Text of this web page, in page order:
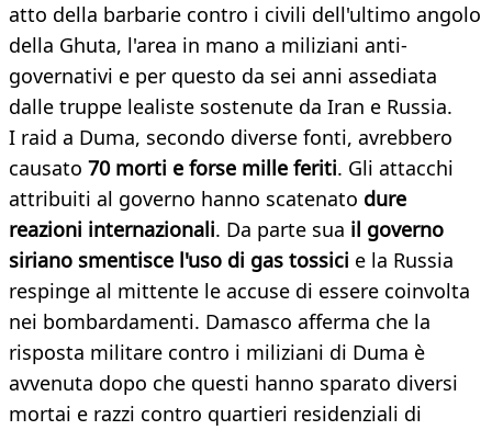
atto della barbarie contro i civili dell'ultimo angolo
della Ghuta, l'area in mano a miliziani anti-
governativi e per questo da sei anni assediata
dalle truppe lealiste sostenute da Iran e Russia.
I raid a Duma, secondo diverse fonti, avrebbero
causato 70 morti e forse mille feriti. Gli attacchi
attribuiti al governo hanno scatenato dure
reazioni internazionali. Da parte sua il governo
siriano smentisce l'uso di gas tossici e la Russia
respinge al mittente le accuse di essere coinvolta
nei bombardamenti. Damasco afferma che la
risposta militare contro i miliziani di Duma è
avvenuta dopo che questi hanno sparato diversi
mortai e razzi contro quartieri residenziali di